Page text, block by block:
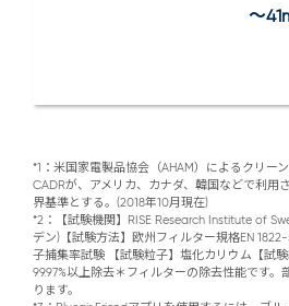
～
*1：米国家電製品協会（AHAM）によるクリー
CADRが、アメリカ、カナダ、韓国などで利用
界基準とする。(2018年10月現在)
*2：【試験機関】RISE Research Institute of
デン)【試験方法】欧州フィルター規格EN
子捕集率試験 【試験粒子】塩化カリウム【試
99.97%以上除去＊フィルターの除去性能です
ります。